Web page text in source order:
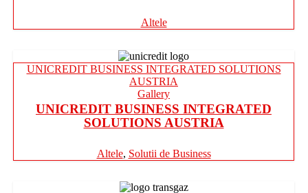
Altele
UNICREDIT BUSINESS INTEGRATED SOLUTIONS
AUSTRIA
Gallery
UNICREDIT BUSINESS INTEGRATED
SOLUTIONS AUSTRIA
Altele, Solutii de Business